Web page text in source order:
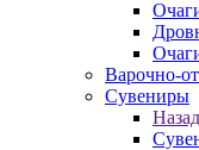
Варочно-
Сувениры
Назад